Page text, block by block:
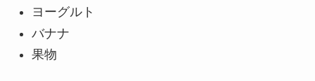
ヨーグルト
バナナ
果物